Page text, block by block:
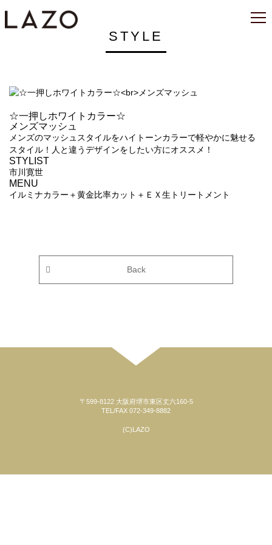
STYLE
☆一押しホワイトカラー☆
メンズマッシュ
メンズのマッシュスタイルをハイトーンカラーで軽やかに魅せる
スタイル！人と違うデザインをしたい方にオススメ！
STYLIST
市川寛世
MENU
イルミナカラー＋黄金比率カット＋ＥＸ生トリートメント
Back
〒599-8122 大阪府堺市東区丈六160-5
TEL/FAX 072-349-8882
(C)LAZO